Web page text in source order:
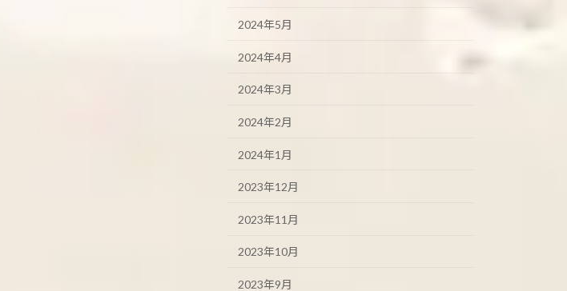
2024年5月
2024年4月
2024年3月
2024年2月
2024年1月
2023年12月
2023年11月
2023年10月
2023年9月